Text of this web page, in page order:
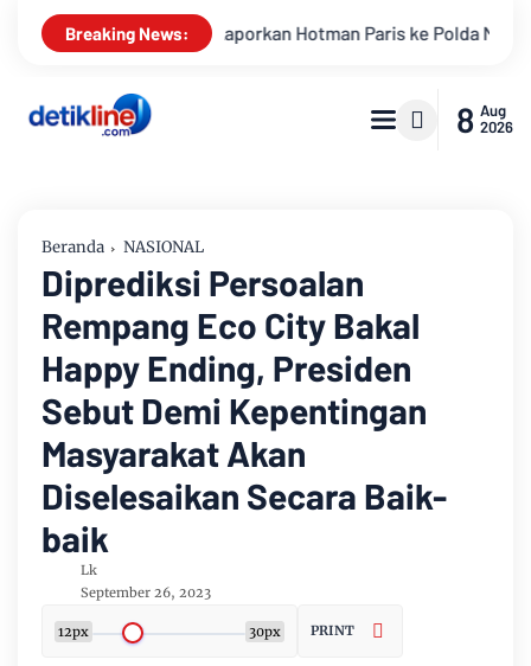
Breaking News:
Paris ke Polda Metro Jaya Terkait Dugaan Penghinaan
8 Aug
2026
Beranda NASIONAL
Diprediksi Persoalan
Rempang Eco City Bakal
Happy Ending, Presiden
Sebut Demi Kepentingan
Masyarakat Akan
Diselesaikan Secara Baik-
baik
Lk
September 26, 2023
12px 30px PRINT